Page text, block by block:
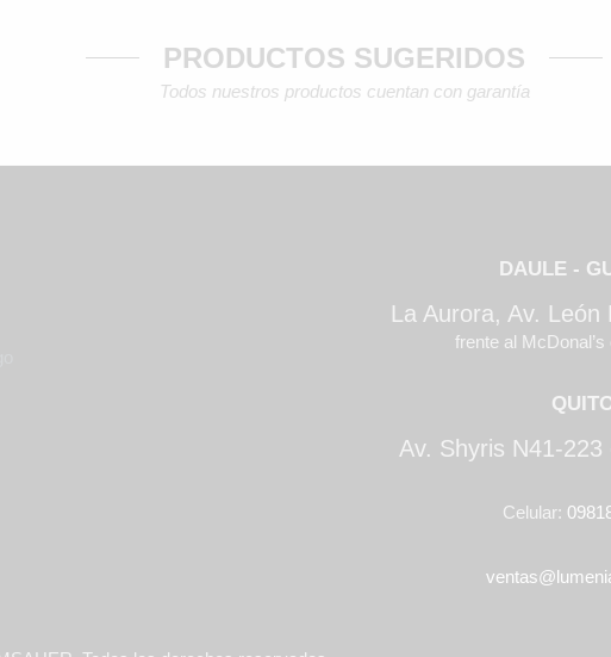
PRODUCTOS SUGERIDOS
Todos nuestros productos cuentan con garantía
DAULE -
La Aurora, Av. León
frente al
Av. Shyris N41-
Celular: